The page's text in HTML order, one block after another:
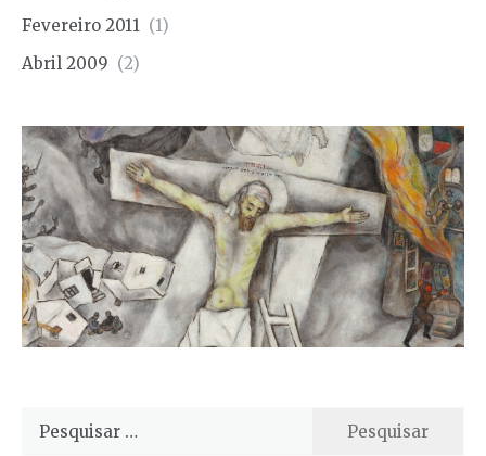
Fevereiro 2011 (1)
Abril 2009 (2)
Pesquisar